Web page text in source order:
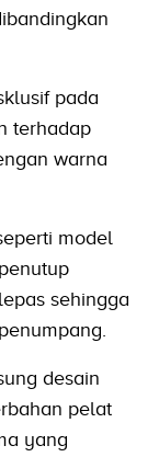
pada
terhadap
warna
model
sehingga
desain
pelat
yang